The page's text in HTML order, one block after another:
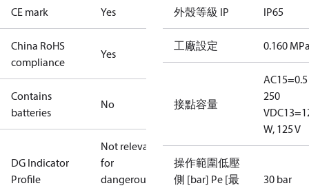
CE mark Yes
China RoHS
compliance
Yes
Contains
batteries
No
DG Indicator
Profile
Not relevant
for
dangerous
外殼等級 IP IP65
工廠設定 0.160
接點容量
250
V
W, 125 V
操作範圍低壓
側 [bar] Pe [最
30 bar